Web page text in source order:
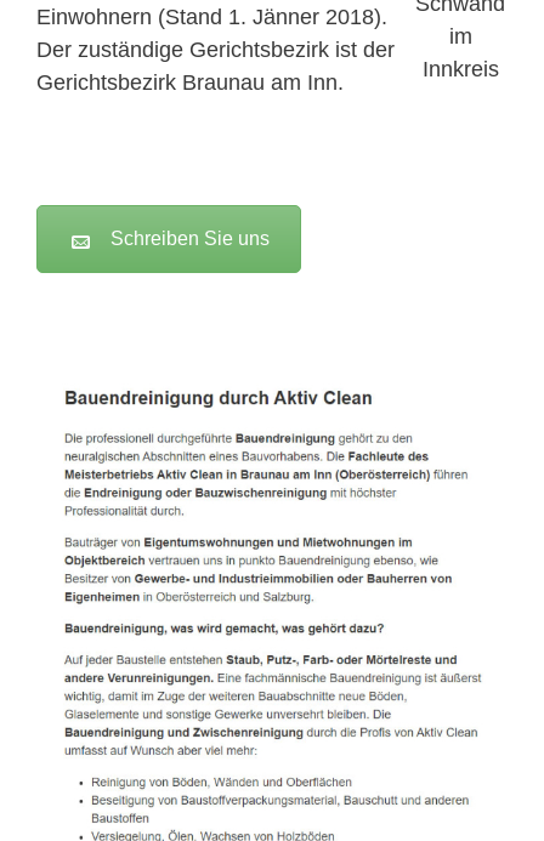
Einwohnern (Stand 1. Jänner 2018).
Der zuständige Gerichtsbezirk ist der
Gerichtsbezirk Braunau am Inn.
Schreiben Sie uns